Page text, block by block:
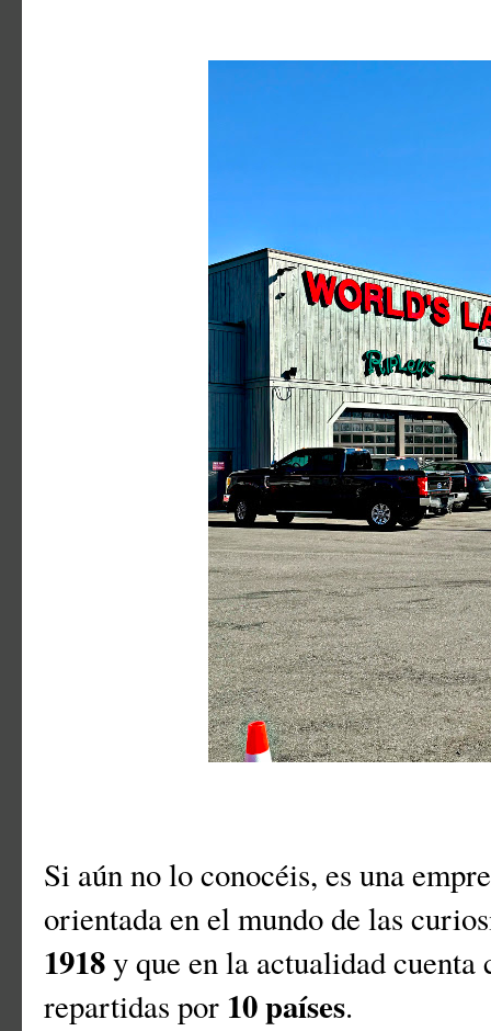
Si aún no lo conocéis, es una
orientada en el mundo de las
1918y que en la actualidad cuenta
repartidas por 10 países.